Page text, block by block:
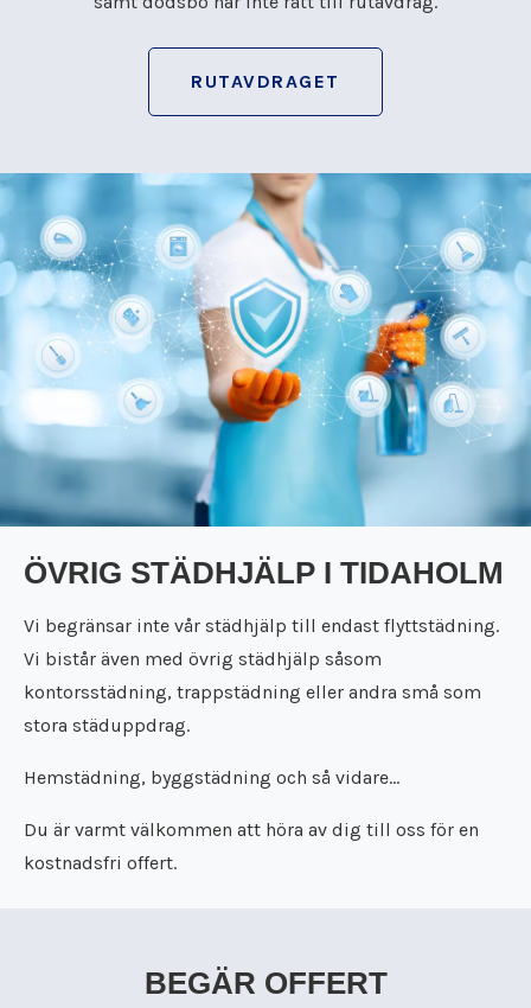
RUTAVDRAGET
ÖVRIG STÄDHJÄLP I TIDAHOLM
Vi begränsar inte vår städhjälp till endast flyttstädning.
Vi bistår även med övrig städhjälp såsom
kontorsstädning, trappstädning eller andra små som
stora städuppdrag.
Hemstädning, byggstädning och så vidare…
Du är varmt välkommen att höra av dig till oss för en
kostnadsfri offert.
BEGÄR OFFERT